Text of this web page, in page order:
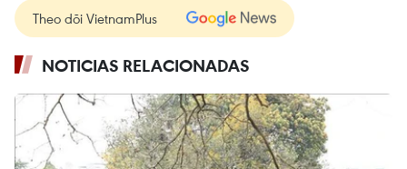
Theo dõi VietnamPlus
NOTICIAS RELACIONADAS